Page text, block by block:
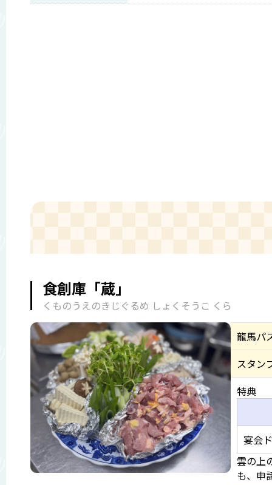
食創庫「蔵」
くものうえのきじぐるめ しょくそうこ くら
龍馬パ
スタン
特典
宴会
雲の上
も、申